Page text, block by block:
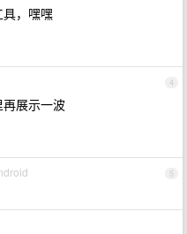
，嘿嘿
4
展示一波
5